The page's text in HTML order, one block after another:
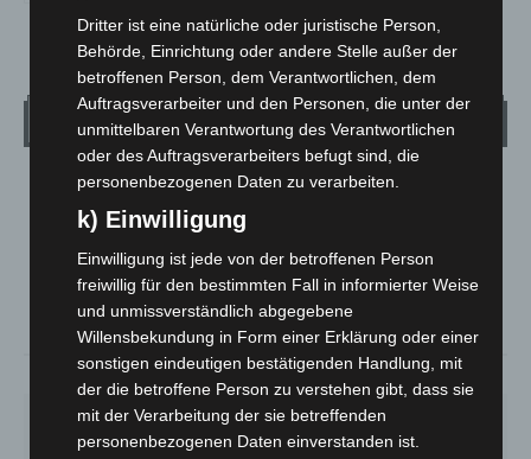
Wetter
LANGENHAGEN
Klarer Himmel
20.3°C 21.1°
SO.
33°
MO.
27°
DI.
24°
MI.
27°
Dritter ist eine natürliche oder juristische Person,
Behörde, Einrichtung oder andere Stelle außer der
betroffenen Person, dem Verantwortlichen, dem
Auftragsverarbeiter und den Personen, die unter der
unmittelbaren Verantwortung des Verantwortlichen
oder des Auftragsverarbeiters befugt sind, die
personenbezogenen Daten zu verarbeiten.
k) Einwilligung
Einwilligung ist jede von der betroffenen Person
freiwillig für den bestimmten Fall in informierter Weise
und unmissverständlich abgegebene
Willensbekundung in Form einer Erklärung oder einer
sonstigen eindeutigen bestätigenden Handlung, mit
der die betroffene Person zu verstehen gibt, dass sie
mit der Verarbeitung der sie betreffenden
personenbezogenen Daten einverstanden ist.